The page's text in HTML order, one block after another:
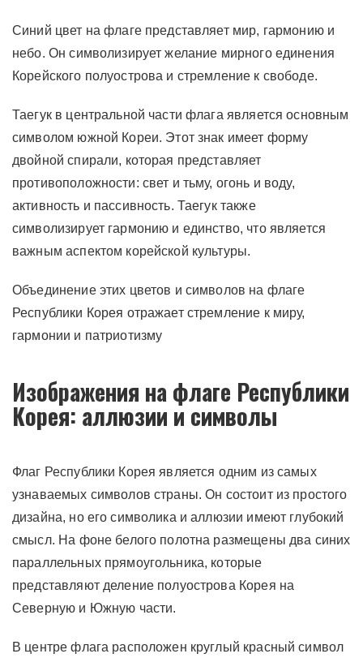
Синий цвет на флаге представляет мир, гармонию и
небо. Он символизирует желание мирного единения
Корейского полуострова и стремление к свободе.
Таегук в центральной части флага является основным
символом южной Кореи. Этот знак имеет форму
двойной спирали, которая представляет
противоположности: свет и тьму, огонь и воду,
активность и пассивность. Таегук также
символизирует гармонию и единство, что является
важным аспектом корейской культуры.
Объединение этих цветов и символов на флаге
Республики Корея отражает стремление к миру,
гармонии и патриотизму
Изображения на флаге Республики
Корея: аллюзии и символы
Флаг Республики Корея является одним из самых
узнаваемых символов страны. Он состоит из простого
дизайна, но его символика и аллюзии имеют глубокий
смысл. На фоне белого полотна размещены два синих
параллельных прямоугольника, которые
представляют деление полуострова Корея на
Северную и Южную части.
В центре флага расположен круглый красный символ